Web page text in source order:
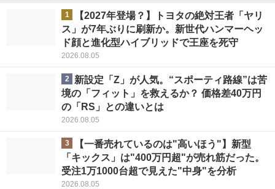
1
【2027年登場？】トヨタの絶対王者「ヤリ
ス」が7年ぶりに刷新か。新世代ハンマーヘッ
ド顔と進化型ハイブリッドで王座を死守
2026.08.05
2
新設定「Z」が人気。“スポーティ路線”は苦
境の「フィット」を救えるか？ 価格差40万円
の「RS」との違いとは
2026.08.05
3
【一番売れているのは"高いほう"】新型
「キックス」は"400万円超"が売れ筋だった。
受注1万1000台超で見えた"中身"を分析
2026.08.05